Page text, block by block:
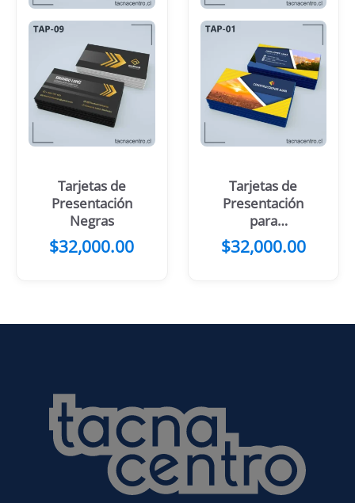
Tarjetas de
Presentación
Negras
$32,000.00
Tarjetas de
Presentación
para
Construcción
$32,000.00